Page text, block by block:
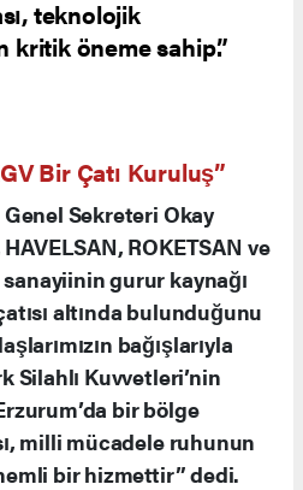
teknolojik
kritik öneme sahip.”
Bir Çatı Kuruluş”
Sekreteri Okay
ROKETSAN ve